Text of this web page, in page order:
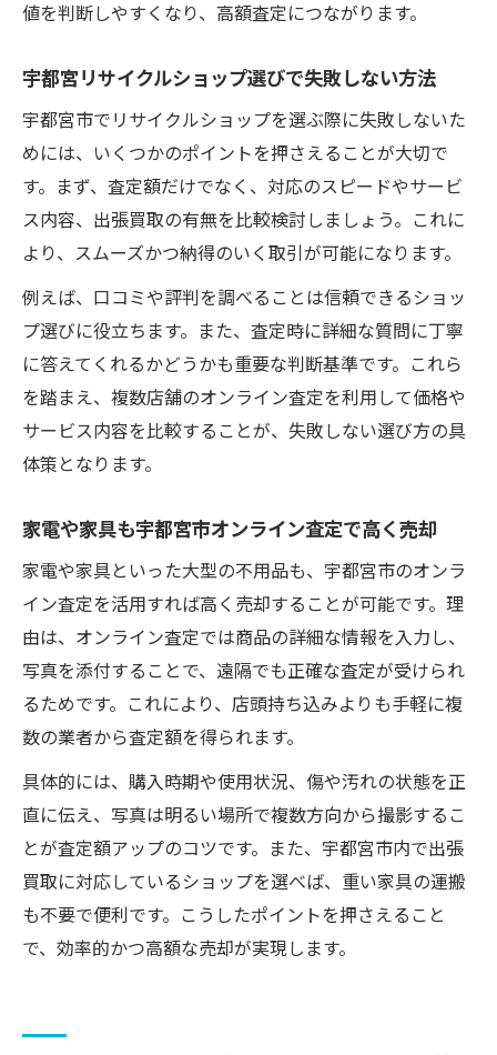
リサイクルショップの出張買取が忙しい方
安心して進める不動産売却のポイント
宇都宮市不動産売買のトラブル回避術
宇都宮市不動産売却で信頼できる業者の選
び方
安心して任せられるオンライン査定の見極
リサイクルショップ利用時の注意点を解説
宇都宮市で評判の良い査定サービスの特徴
値を判断しやすくなり、高額査定につながります。
宇都宮リサイクルショップ選びで失敗しない方法
宇都宮市でリサイクルショップを選ぶ際に失敗しないた
めには、いくつかのポイントを押さえることが大切で
す。まず、査定額だけでなく、対応のスピードやサービ
ス内容、出張買取の有無を比較検討しましょう。これに
より、スムーズかつ納得のいく取引が可能になります。
例えば、口コミや評判を調べることは信頼できるショッ
プ選びに役立ちます。また、査定時に詳細な質問に丁寧
に答えてくれるかどうかも重要な判断基準です。これら
を踏まえ、複数店舗のオンライン査定を利用して価格や
サービス内容を比較することが、失敗しない選び方の具
体策となります。
家電や家具も宇都宮市オンライン査定で高く売却
家電や家具といった大型の不用品も、宇都宮市のオンラ
イン査定を活用すれば高く売却することが可能です。理
由は、オンライン査定では商品の詳細な情報を入力し、
写真を添付することで、遠隔でも正確な査定が受けられ
るためです。これにより、店頭持ち込みよりも手軽に複
数の業者から査定額を得られます。
具体的には、購入時期や使用状況、傷や汚れの状態を正
直に伝え、写真は明るい場所で複数方向から撮影するこ
とが査定額アップのコツです。また、宇都宮市内で出張
買取に対応しているショップを選べば、重い家具の運搬
も不要で便利です。こうしたポイントを押さえること
で、効率的かつ高額な売却が実現します。